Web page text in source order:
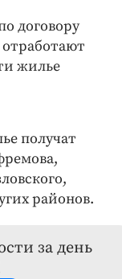
договору
жилье
получат
районов.
за день